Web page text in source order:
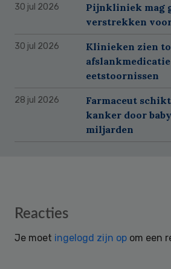
30 jul 2026
Pijnkliniek mag
verstrekken
30 jul 2026
Klinieken zien
eetstoornissen
28 jul 2026
Farmaceut
kanker door
miljarden
Reader
Reacties
Je moet ingelogd zijn op om een